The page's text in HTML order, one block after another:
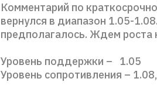
Комментарий по
вернулся в диапазон 1.05-
предполагалось. Ждем роста
Уровень поддержки – 1.05
Уровень сопротивления –